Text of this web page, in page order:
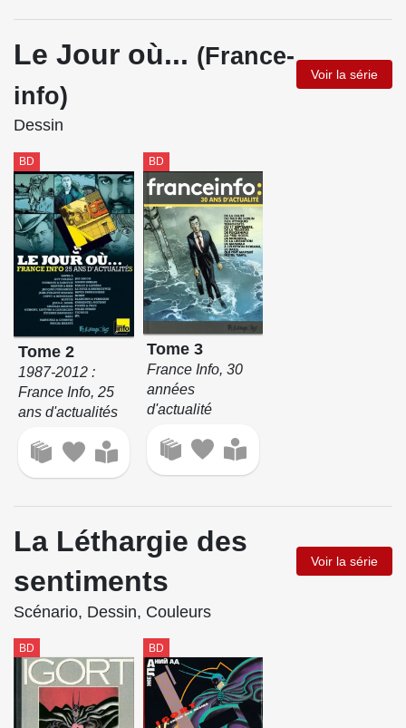
Le Jour où... (France-
info)
Voir la série
Dessin
BD
Tome 2
1987-2012 :
France Info, 25
ans d'actualités
BD
Tome 3
France Info, 30
années
d'actualité
La Léthargie des
sentiments
Voir la série
Scénario, Dessin, Couleurs
BD BD